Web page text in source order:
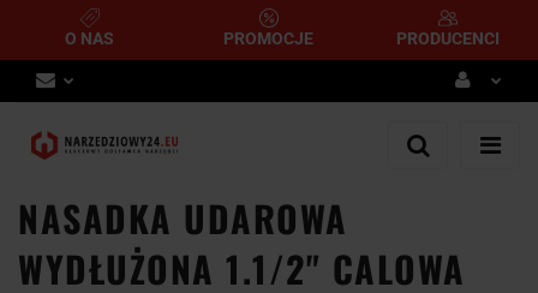
O NAS PROMOCJE PRODUCENCI
Zaloguj się
NASADKA UDAROWA
WYDŁUŻONA 1.1/2" CALOWA